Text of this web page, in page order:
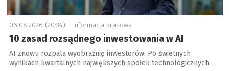
06.08.2026 (20:34) – informacja prasowa
10 zasad rozsądnego inwestowania w AI
AI znowu rozpala wyobraźnię inwestorów. Po świetnych
wynikach kwartalnych największych spółek technologicznych …